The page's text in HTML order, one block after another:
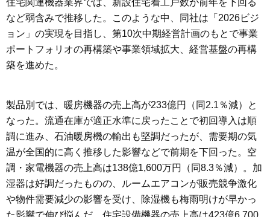
など弱含みで推移した。このような中、同社は「2026ビジ
ョン」の実現を目指し、第10次中期経営計画のもとで事業
ポートフォリオの再構築や事業領域拡大、経営基盤の再構
築を進めた。
製品別では、暖房機器の売上高が233億円（同2.1％減）と
なった。流通在庫が適正水準に戻ったことで初回導入は順
調に進み、石油暖房機の輸出も堅調だったが、需要期の気
温が全国的に高く推移した影響などで前期を下回った。空
調・家電機器の売上高は138億1,600万円（同8.3％減）。加
湿器は好調だったものの、ルームエアコンが販売競争激化
や物件需要減少の影響を受け、除湿機も梅雨明けが早かっ
た影響で伸び悩んだ。住宅設備機器の売上高は423億6,700